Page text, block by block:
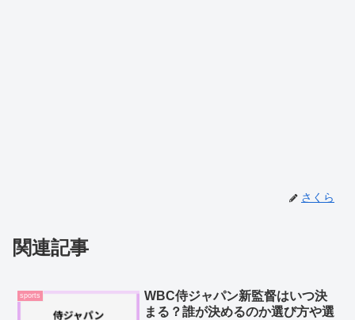
さくら
関連記事
sports
WBC侍ジャパン新監督はいつ決
まる？誰が決めるのか選び方や選